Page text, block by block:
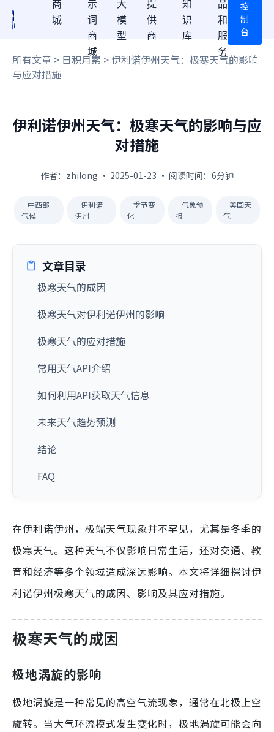
商
城
示
词
商
城
大
模
型
提
供
商
知
识
库
品
和
服
务
控
制
台
所有文章 > 日积月累 > 伊利诺伊州天气：极寒天气的影响
与应对措施
伊利诺伊州天气：极寒天气的影响与应
对措施
作者：zhilong · 2025-01-23 · 阅读时间：6分钟
中西部
气候
伊利诺
伊州
季节变
化
气象预
报
美国天
气
文章目录
极寒天气的成因
极寒天气对伊利诺伊州的影响
极寒天气的应对措施
常用天气API介绍
如何利用API获取天气信息
未来天气趋势预测
结论
FAQ
在伊利诺伊州，极端天气现象并不罕见，尤其是冬季的
极寒天气。这种天气不仅影响日常生活，还对交通、教
育和经济等多个领域造成深远影响。本文将详细探讨伊
利诺伊州极寒天气的成因、影响及其应对措施。
极寒天气的成因
极地涡旋的影响
极地涡旋是一种常见的高空气流现象，通常在北极上空
旋转。当大气环流模式发生变化时，极地涡旋可能会向